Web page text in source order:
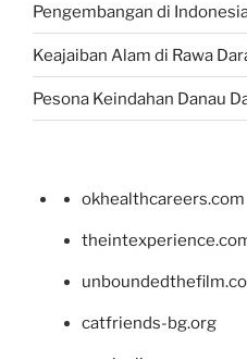
Pengembangan di
Keajaiban Alam di Rawa
Pesona Keindahan Danau
okhealthcareers.com
catfriends-bg.org